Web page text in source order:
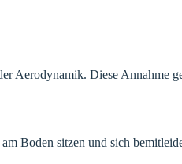
Aerodynamik. Diese Annahme
Boden sitzen und sich